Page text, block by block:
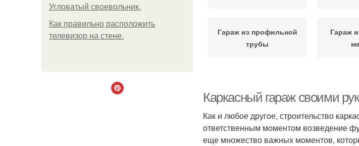
Угловатый своевольник.
Как правильно расположить
телевизор на стене.
Гараж из профильной
трубы
Гараж
Каркасный гараж своими
Как и любое другое, строительство
ответственным моментом возведение
еще множество важных моментов,